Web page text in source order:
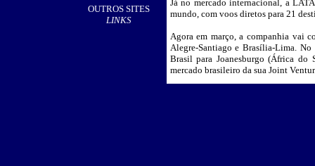
OUTROS SITES
LINKS
Já no mercado internacional, a
mundo, com voos diretos para 21
Agora em março, a companhia vai
Alegre-Santiago e Brasília-Lima.
Brasil para Joanesburgo (África
mercado brasileiro da sua Joint